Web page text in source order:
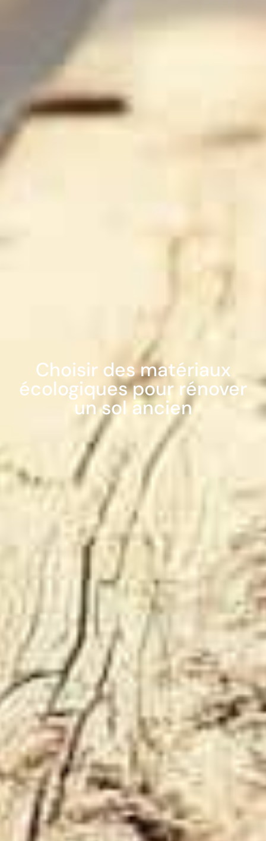
Choisir des matériaux
écologiques pour rénover
un sol ancien